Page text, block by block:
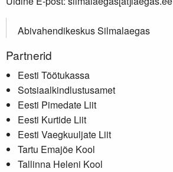
Abivahendikeskus Silmalaegas
Partnerid
Eesti Töötukassa
Sotsiaalkindlustusamet
Eesti Pimedate Liit
Eesti Kurtide Liit
Eesti Vaegkuuljate Liit
Tartu Emajõe Kool
Tallinna Heleni Kool